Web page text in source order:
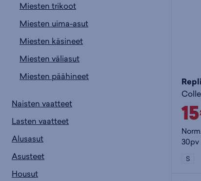
Miesten trikoot
Miesten uima-asut
Miesten käsineet
Miesten väliasut
Miesten päähineet
Naisten vaatteet
Lasten vaatteet
Alusasut
Asusteet
Housut
30pv
S